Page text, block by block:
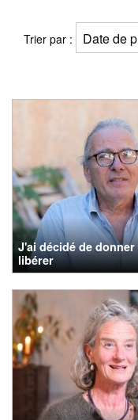
Trier par :
J'ai décidé de
libérer